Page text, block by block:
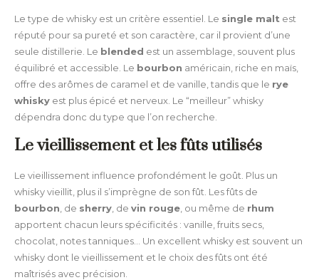
Le type de whisky est un critère essentiel. Le single malt est
réputé pour sa pureté et son caractère, car il provient d’une
seule distillerie. Le blended est un assemblage, souvent plus
équilibré et accessible. Le bourbon américain, riche en maïs,
offre des arômes de caramel et de vanille, tandis que le rye
whisky est plus épicé et nerveux. Le “meilleur” whisky
dépendra donc du type que l’on recherche.
Le vieillissement et les fûts utilisés
Le vieillissement influence profondément le goût. Plus un
whisky vieillit, plus il s’imprègne de son fût. Les fûts de
bourbon , de sherry , de vin rouge , ou même de rhum
apportent chacun leurs spécificités : vanille, fruits secs,
chocolat, notes tanniques… Un excellent whisky est souvent un
whisky dont le vieillissement et le choix des fûts ont été
maîtrisés avec précision.